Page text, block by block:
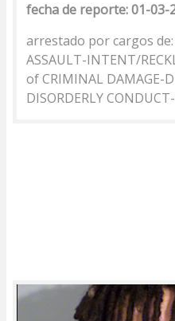
fecha de reporte: 01-03-
arrestado por cargos
ASSAULT-INTENT/
of CRIMINAL DAMAGE-
DISORDERLY